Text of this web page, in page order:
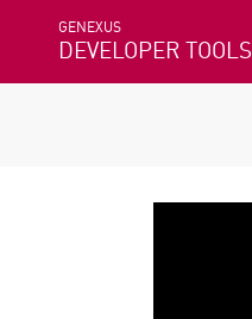
GENEXUS
DEVELOPER TOOLS